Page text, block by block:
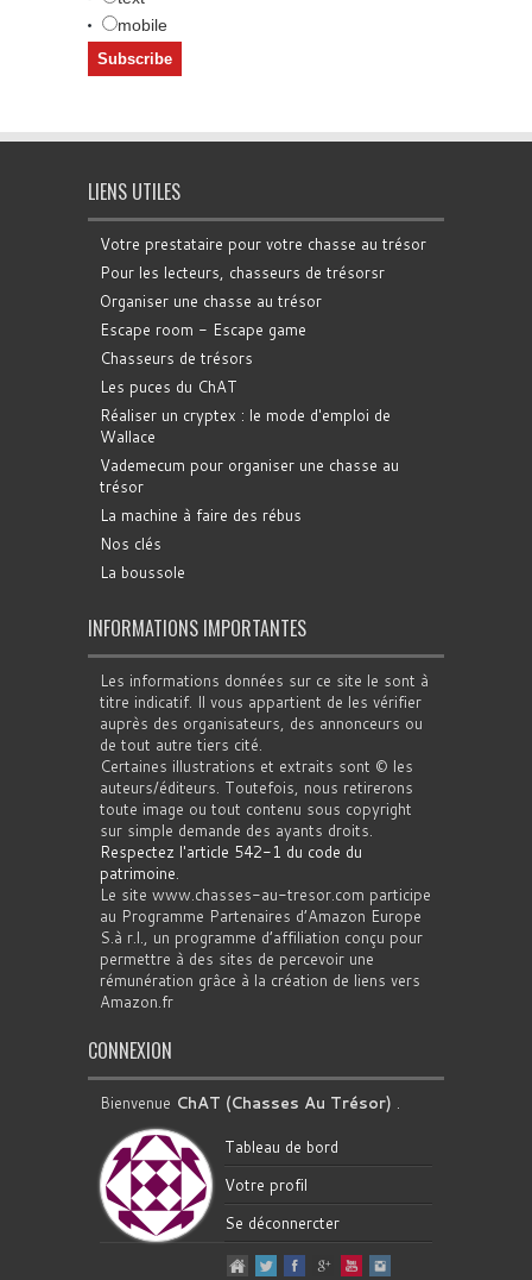
mobile
LIENS UTILES
Votre prestataire pour votre chasse au trésor
Pour les lecteurs, chasseurs de trésorsr
Organiser une chasse au trésor
Escape room - Escape game
Chasseurs de trésors
Les puces du ChAT
Réaliser un cryptex : le mode d'emploi de
Wallace
Vademecum pour organiser une chasse au
trésor
La machine à faire des rébus
Nos clés
La boussole
INFORMATIONS IMPORTANTES
Les informations données sur ce site le sont à
titre indicatif. Il vous appartient de les vérifier
auprès des organisateurs, des annonceurs ou
de tout autre tiers cité.
Certaines illustrations et extraits sont © les
auteurs/éditeurs. Toutefois, nous retirerons
toute image ou tout contenu sous copyright
sur simple demande des ayants droits.
Respectez l'article 542-1 du code du
patrimoine.
Le site www.chasses-au-tresor.com participe
au Programme Partenaires d’Amazon Europe
S.à r.l., un programme d’affiliation conçu pour
permettre à des sites de percevoir une
rémunération grâce à la création de liens vers
Amazon.fr
CONNEXION
Bienvenue ChAT (Chasses Au Trésor) .
Tableau de bord
Votre profil
Se déconnercter